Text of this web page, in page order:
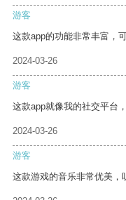
游客
这款app的功能非常丰富，
2024-03-26
游客
这款app就像我的社交平台
2024-03-26
游客
这款游戏的音乐非常优美，